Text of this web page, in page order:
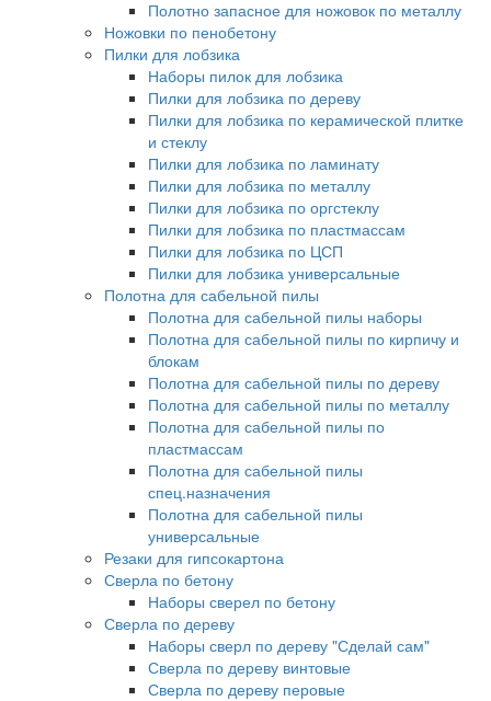
Полотно запасное для ножовок по металлу
Ножовки по пенобетону
Пилки для лобзика
Наборы пилок для лобзика
Пилки для лобзика по дереву
Пилки для лобзика по керамической плитке
и стеклу
Пилки для лобзика по ламинату
Пилки для лобзика по металлу
Пилки для лобзика по оргстеклу
Пилки для лобзика по пластмассам
Пилки для лобзика по ЦСП
Пилки для лобзика универсальные
Полотна для сабельной пилы
Полотна для сабельной пилы наборы
Полотна для сабельной пилы по кирпичу и
блокам
Полотна для сабельной пилы по дереву
Полотна для сабельной пилы по металлу
Полотна для сабельной пилы по
пластмассам
Полотна для сабельной пилы
спец.назначения
Полотна для сабельной пилы
универсальные
Резаки для гипсокартона
Сверла по бетону
Наборы сверел по бетону
Сверла по дереву
Наборы сверл по дереву "Сделай сам"
Сверла по дереву винтовые
Сверла по дереву перовые